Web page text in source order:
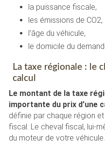
la puissance fiscale,
les émissions de CO2,
l’âge du véhicule,
le domicile du
La taxe régionale : le
calcul
Le montant de la taxe
importante du prix d’une
définie par chaque région
fiscal. Le cheval fiscal, lui-
du moteur de votre véhicule.